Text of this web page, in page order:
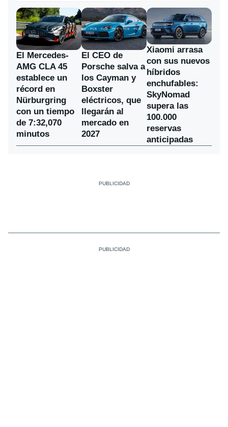
El Mercedes-
AMG CLA 45
establece un
récord en
Nürburgring
con un tiempo
de 7:32,070
minutos
El CEO de
Porsche salva a
los Cayman y
Boxster
eléctricos, que
llegarán al
mercado en
2027
Xiaomi arrasa
con sus nuevos
híbridos
enchufables:
SkyNomad
supera las
100.000
reservas
anticipadas